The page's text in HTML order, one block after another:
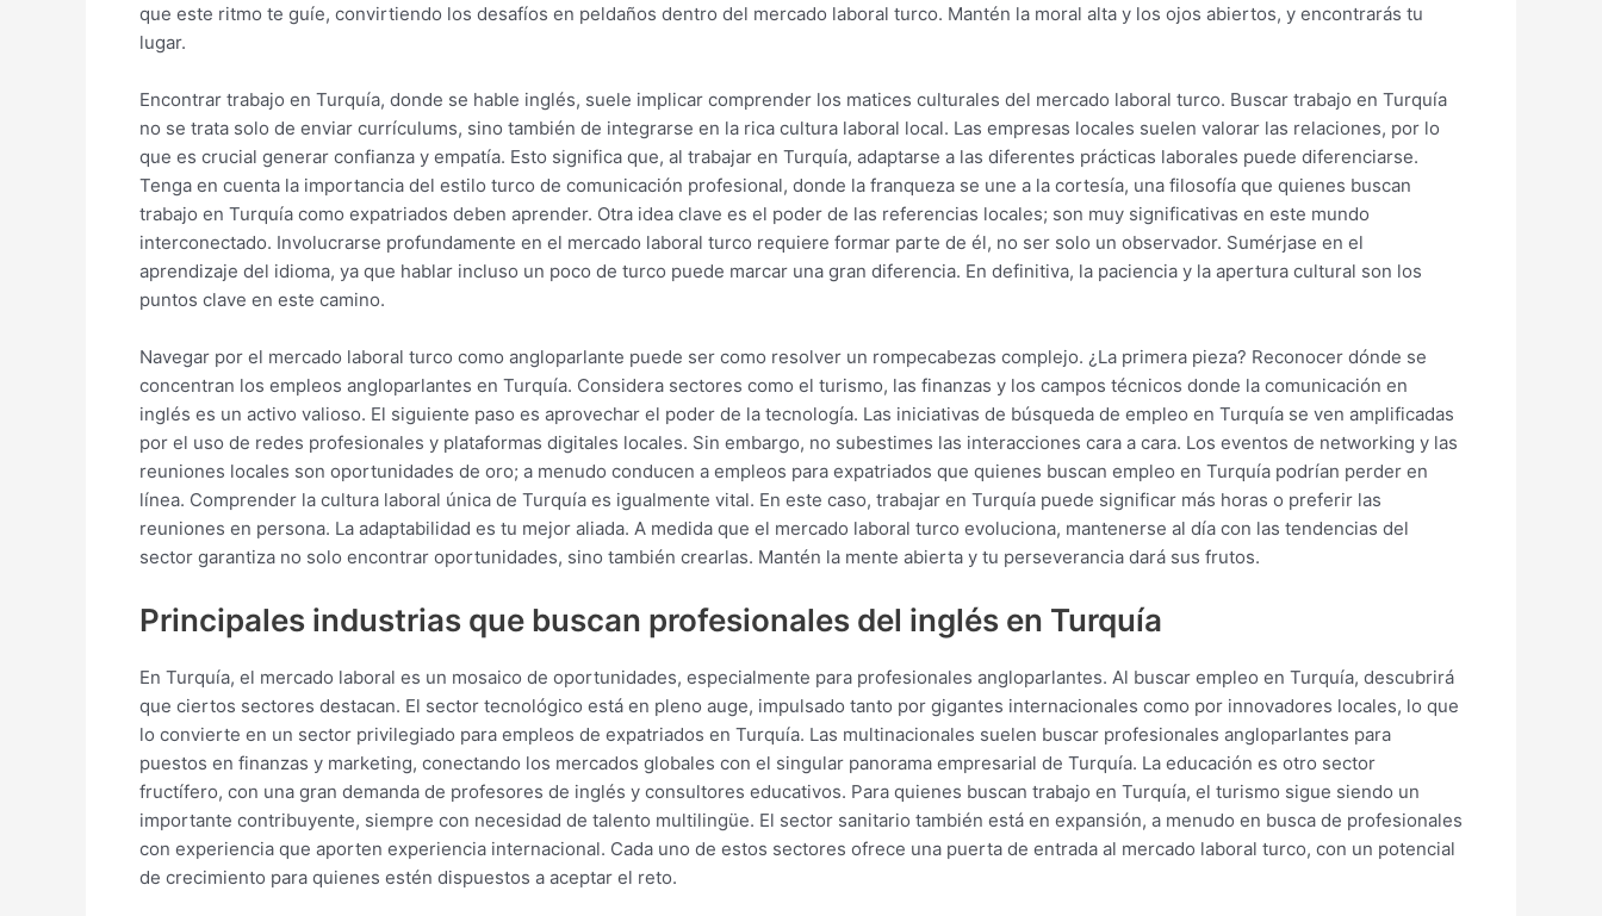
que este ritmo te guíe, convirtiendo los desafíos en peldaños dentro del mercado laboral turco. Mantén la moral alta y los ojos abiertos, y encontrarás tu
lugar.
Encontrar trabajo en Turquía, donde se hable inglés, suele implicar comprender los matices culturales del mercado laboral turco. Buscar trabajo en Turquía
no se trata solo de enviar currículums, sino también de integrarse en la rica cultura laboral local. Las empresas locales suelen valorar las relaciones, por lo
que es crucial generar confianza y empatía. Esto significa que, al trabajar en Turquía, adaptarse a las diferentes prácticas laborales puede diferenciarse.
Tenga en cuenta la importancia del estilo turco de comunicación profesional, donde la franqueza se une a la cortesía, una filosofía que quienes buscan
trabajo en Turquía como expatriados deben aprender. Otra idea clave es el poder de las referencias locales; son muy significativas en este mundo
interconectado. Involucrarse profundamente en el mercado laboral turco requiere formar parte de él, no ser solo un observador. Sumérjase en el
aprendizaje del idioma, ya que hablar incluso un poco de turco puede marcar una gran diferencia. En definitiva, la paciencia y la apertura cultural son los
puntos clave en este camino.
Navegar por el mercado laboral turco como angloparlante puede ser como resolver un rompecabezas complejo. ¿La primera pieza? Reconocer dónde se
concentran los empleos angloparlantes en Turquía. Considera sectores como el turismo, las finanzas y los campos técnicos donde la comunicación en
inglés es un activo valioso. El siguiente paso es aprovechar el poder de la tecnología. Las iniciativas de búsqueda de empleo en Turquía se ven amplificadas
por el uso de redes profesionales y plataformas digitales locales. Sin embargo, no subestimes las interacciones cara a cara. Los eventos de networking y las
reuniones locales son oportunidades de oro; a menudo conducen a empleos para expatriados que quienes buscan empleo en Turquía podrían perder en
línea. Comprender la cultura laboral única de Turquía es igualmente vital. En este caso, trabajar en Turquía puede significar más horas o preferir las
reuniones en persona. La adaptabilidad es tu mejor aliada. A medida que el mercado laboral turco evoluciona, mantenerse al día con las tendencias del
sector garantiza no solo encontrar oportunidades, sino también crearlas. Mantén la mente abierta y tu perseverancia dará sus frutos.
Principales industrias que buscan profesionales del inglés en Turquía
En Turquía, el mercado laboral es un mosaico de oportunidades, especialmente para profesionales angloparlantes. Al buscar empleo en Turquía, descubrirá
que ciertos sectores destacan. El sector tecnológico está en pleno auge, impulsado tanto por gigantes internacionales como por innovadores locales, lo que
lo convierte en un sector privilegiado para empleos de expatriados en Turquía. Las multinacionales suelen buscar profesionales angloparlantes para
puestos en finanzas y marketing, conectando los mercados globales con el singular panorama empresarial de Turquía. La educación es otro sector
fructífero, con una gran demanda de profesores de inglés y consultores educativos. Para quienes buscan trabajo en Turquía, el turismo sigue siendo un
importante contribuyente, siempre con necesidad de talento multilingüe. El sector sanitario también está en expansión, a menudo en busca de profesionales
con experiencia que aporten experiencia internacional. Cada uno de estos sectores ofrece una puerta de entrada al mercado laboral turco, con un potencial
de crecimiento para quienes estén dispuestos a aceptar el reto.